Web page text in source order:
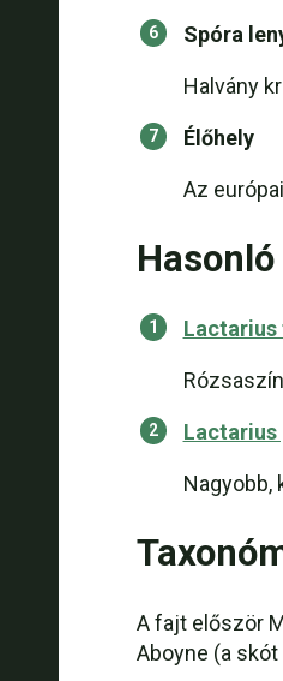
Spóra
Halvány
Élőhely
Az
Lactarius
Nagyobb,
A fajt először
Aboyne (a